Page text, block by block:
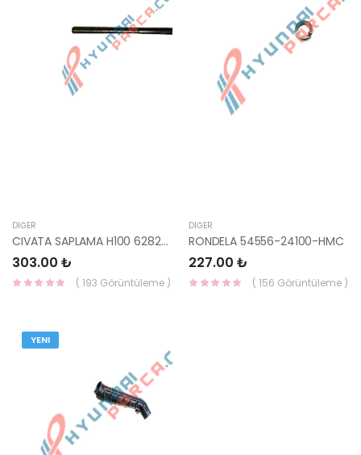
DIĞER
CIVATA SAPLAMA H100 62827-43002-HMC
303.00 ₺
( 193 Görüntüleme )
DIĞER
RONDELA 54556-24100-HMC
227.00 ₺
( 156 Görüntüleme )
YENI